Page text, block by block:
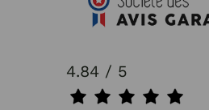
4.84 / 5
31/07/2026